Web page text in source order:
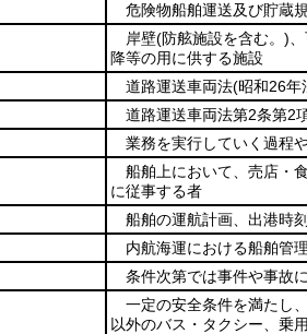
危険物船舶運送及び貯蔵
岸壁(防舷施設を含む。)
降等の用に供する施設
道路運送車両法(昭和26年
道路運送車両法第2条第2
業務を実行していく過程
船舶上において、売店・
に従事する者
船舶の運航計画、出港時
内航海運における船舶管
条件次第では事件や事故
一定の安全条件を満たし
以外のバス・タクシー、乗